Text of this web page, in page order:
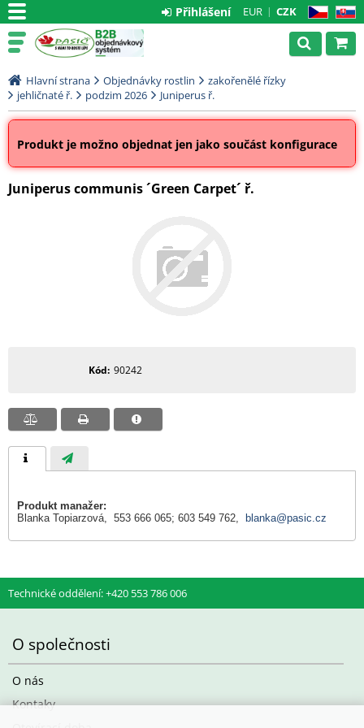
CZ SK
EUR CZK
Přihlášení
Hlavní strana Objednávky rostlin
zakořenělé řízky
jehličnaté ř.
podzim 2026 Juniperus ř.
Produkt je možno objednat jen jako součást konfigurace
Juniperus communis ´Green Carpet´ ř.
Kód 90242
Produkt manažer:
Blanka Topiarzová, 553 666 065; 603 549 762,
blanka@pasic.cz
Technické oddělení: +420 553 786 006
O společnosti
O nás
Kontaky